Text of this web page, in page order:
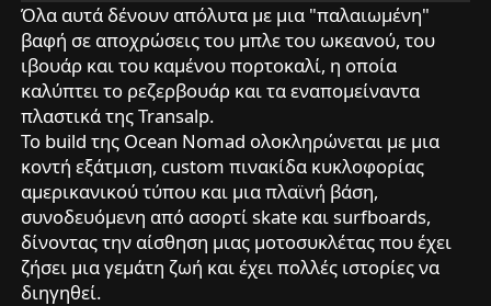
Όλα αυτά δένουν απόλυτα με μια "παλαιωμένη"
βαφή σε αποχρώσεις του μπλε του ωκεανού, του
ιβουάρ και του καμένου πορτοκαλί, η οποία
καλύπτει το ρεζερβουάρ και τα εναπομείναντα
πλαστικά της Transalp.
Το build της Ocean Nomad ολοκληρώνεται με μια
κοντή εξάτμιση, custom πινακίδα κυκλοφορίας
αμερικανικού τύπου και μια πλαϊνή βάση,
συνοδευόμενη από ασορτί skate και surfboards,
δίνοντας την αίσθηση μιας μοτοσυκλέτας που έχει
ζήσει μια γεμάτη ζωή και έχει πολλές ιστορίες να
διηγηθεί.